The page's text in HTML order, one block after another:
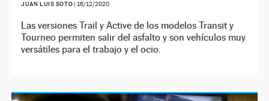
JUAN LUIS SOTO | 16/12/2020
Las versiones Trail y Active de los modelos Transit y
Tourneo permiten salir del asfalto y son vehículos muy
versátiles para el trabajo y el ocio.